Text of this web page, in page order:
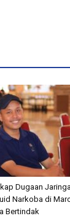
Dugaan
Narkoba di
Bertindak